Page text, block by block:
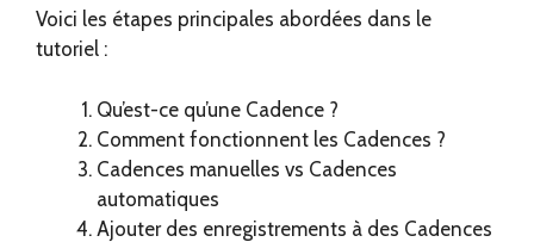
Voici les étapes principales abordées dans le
tutoriel :
Qu’est-ce qu’une Cadence ?
Comment fonctionnent les Cadences ?
Cadences manuelles vs Cadences
automatiques
Ajouter des enregistrements à des Cadences